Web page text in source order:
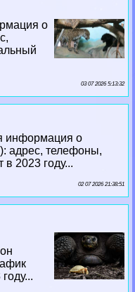
о
03 07 2026 5:13:32
информация о
адрес, телефоны,
2023 году...
02 07 2026 21:38:51